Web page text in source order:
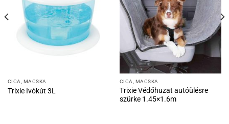
CICA, MACSKA
Trixie Ivókút 3L
CICA, MACSKA
Trixie Védőhuzat autóülésre
szürke 1.45×1.6m